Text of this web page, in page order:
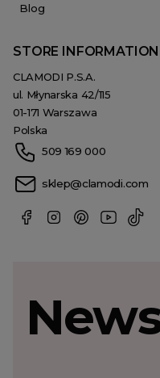
Blog
STORE INFORMATION
CLAMODI P.S.A.
ul. Młynarska 42/115
01-171 Warszawa
Polska
509 169 000
sklep@clamodi.com